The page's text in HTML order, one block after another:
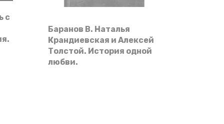
с
Баранов В. Наталья
Крандиевская и Алексей
Толстой. История одной
любви.